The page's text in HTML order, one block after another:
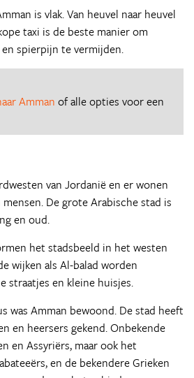
is vlak. Van heuvel naar heuvel
taxi is de beste manier om
spierpijn te vermijden.
Amman of alle opties voor een
van Jordanië en er wonen
De grote Arabische stad is
en oud.
het stadsbeeld in het westen
wijken als Al-balad worden
straatjes en kleine huisjes.
was Amman bewoond. De stad heeft
en heersers gekend. Onbekende
en Assyriërs, maar ook het
en de bekendere Grieken